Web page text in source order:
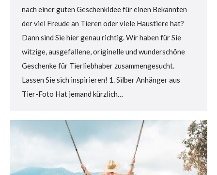
nach einer guten Geschenkidee für einen Bekannten
der viel Freude an Tieren oder viele Haustiere hat?
Dann sind Sie hier genau richtig. Wir haben für Sie
witzige, ausgefallene, originelle und wunderschöne
Geschenke für Tierliebhaber zusammengesucht.
Lassen Sie sich inspirieren! 1. Silber Anhänger aus
Tier-Foto Hat jemand kürzlich…